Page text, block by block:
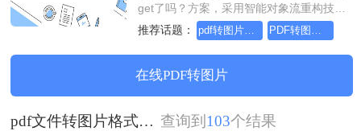
get了吗？方案，采用智能对象流重构技
术，确保文档1:1高保真还原且排版不乱
码。支持一键批量处理，全链路 SSL 加密
保障隐私安全。助您快速实现pdf文件转图
片格式这个方法你get了吗？，无需安装，
高效办公。
推荐话题： pdf转图片怎么转，这个方法简单又方便
在线PDF转图片
pdf文件转图片格式这个方法你get了吗？ 查询到 103个结果